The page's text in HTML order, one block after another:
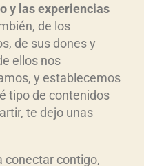
y las experiencias
de los
de sus dones y
ellos nos
y establecemos
tipo de contenidos
te dejo unas
conectar contigo,